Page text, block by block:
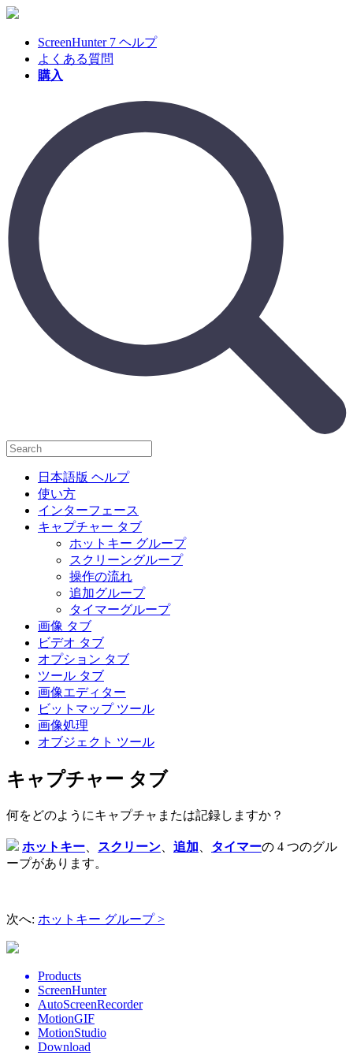
ScreenHunter 7 ヘルプ
よくある質問
購入
日本語版 ヘルプ
使い方
インターフェース
キャプチャー タブ
ホットキー グループ
スクリーングループ
操作の流れ
追加グループ
タイマーグループ
画像 タブ
ビデオ タブ
オプション タブ
ツール タブ
画像エディター
ビットマップ ツール
画像処理
オブジェクト ツール
キャプチャー タブ
何をどのようにキャプチャまたは記録しますか？
ホットキー スクリーン 追加 タイマーの 4 つのグル
ープがあります。
次へ: ホットキー グループ >
Products
ScreenHunter
AutoScreenRecorder
MotionGIF
MotionStudio
Download